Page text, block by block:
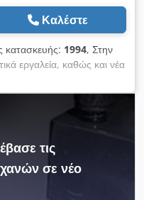
Καλέστε
κατασκευής: 1994, Στην
εργαλεία, καθώς και νέα
τις
σε νέο